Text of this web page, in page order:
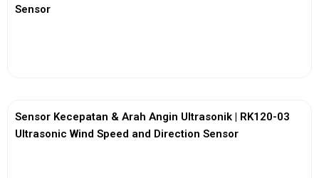
Sensor
Sensor Kecepatan & Arah Angin Ultrasonik | RK120-03
Ultrasonic Wind Speed and Direction Sensor